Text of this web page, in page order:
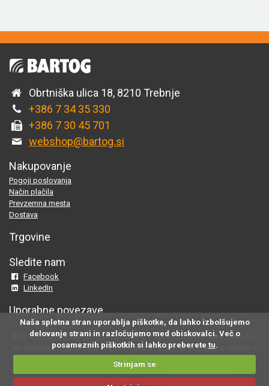
Obrtniška ulica 18, 8210 Trebnje
+386 7 34 35 330
+386 7 30 45 701
webshop@bartog.si
Nakupovanje
Pogoji poslovanja
Način plačila
Prevzemna mesta
Dostava
Trgovine
Sledite nam
Facebook
LinkedIn
Uporabne povezave
© 2015 - 2025 Spletna trgovina Bartog, v spletni trgovini www.bartog.si
se trudimo objavljati samo preverjene in pravilne podatke o artiklih v
ponudbi; če na naši strani odkrijete neresnične oziroma neustrezne
informacije, nam to prosimo sporočite na
izdelkov so simbolične. Cene že vsebujejo DDV.
Naša spletna stran uporablja piškotke, da lahko izbolšujemo
delovanje strani in razločujemo med obiskovalci. Več o
posameznih piškotkih si lahko preberete tu.
Strinjam se